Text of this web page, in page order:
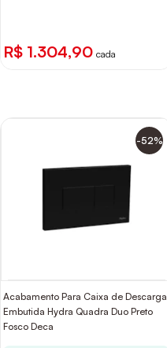
R$ 1.304,90 cada
-52%
Acabamento Para Caixa de Descarga
Embutida Hydra Quadra Duo Preto
Fosco Deca